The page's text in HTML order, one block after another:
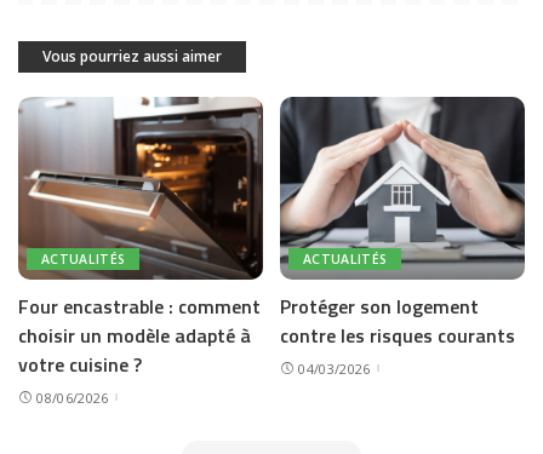
Vous pourriez aussi aimer
ACTUALITÉS
Four encastrable : comment
choisir un modèle adapté à
votre cuisine ?
08/06/2026
ACTUALITÉS
Protéger son logement
contre les risques courants
04/03/2026